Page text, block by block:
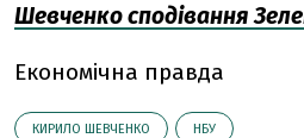
Шевченко сподівання
Економічна правда
КИРИЛО ШЕВЧЕНКО НБУ